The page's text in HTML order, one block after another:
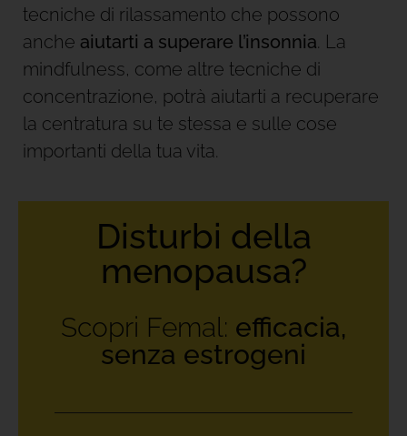
tecniche di rilassamento che possono
anche aiutarti a superare l’insonnia. La
mindfulness, come altre tecniche di
concentrazione, potrà aiutarti a recuperare
la centratura su te stessa e sulle cose
importanti della tua vita.
Disturbi della
menopausa?
Scopri Femal: efficacia,
senza estrogeni